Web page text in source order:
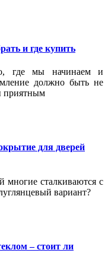
и где купить
где мы начинаем и
должно быть не
приятным
для дверей
многие сталкиваются с
вариант?
– стоит ли